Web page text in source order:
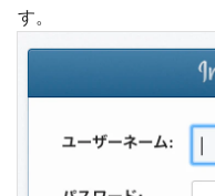
す。